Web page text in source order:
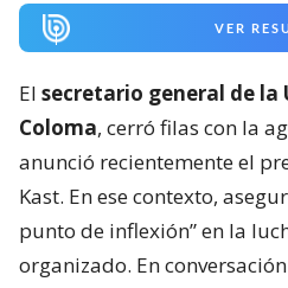
VER
El secretario general de la
Coloma, cerró filas con la
anunció recientemente el
Kast. En ese contexto,
punto de inflexión” en la
organizado. En